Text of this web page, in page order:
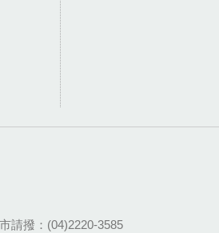
請撥：(04)2220-3585